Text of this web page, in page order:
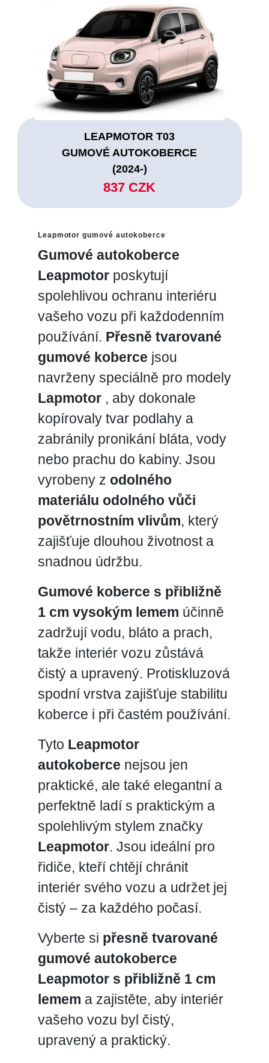
LEAPMOTOR T03
GUMOVÉ AUTOKOBERCE
(2024-)
837 CZK
Leapmotor gumové autokoberce
Gumové autokoberce
Leapmotor poskytují
spolehlivou ochranu interiéru
vašeho vozu při každodenním
používání. Přesně tvarované
gumové koberce jsou
navrženy speciálně pro modely
Lapmotor , aby dokonale
kopírovaly tvar podlahy a
zabránily pronikání bláta, vody
nebo prachu do kabiny. Jsou
vyrobeny z odolného
materiálu odolného vůči
povětrnostním vlivům, který
zajišťuje dlouhou životnost a
snadnou údržbu.
Gumové koberce s přibližně
1 cm vysokým lemem účinně
zadržují vodu, bláto a prach,
takže interiér vozu zůstává
čistý a upravený. Protiskluzová
spodní vrstva zajišťuje stabilitu
koberce i při častém používání.
Tyto Leapmotor
autokoberce nejsou jen
praktické, ale také elegantní a
perfektně ladí s praktickým a
spolehlivým stylem značky
Leapmotor. Jsou ideální pro
řidiče, kteří chtějí chránit
interiér svého vozu a udržet jej
čistý – za každého počasí.
Vyberte si přesně tvarované
gumové autokoberce
Leapmotor s přibližně 1 cm
lemem a zajistěte, aby interiér
vašeho vozu byl čistý,
upravený a praktický.